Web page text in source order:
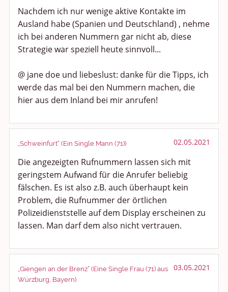
Nachdem ich nur wenige aktive Kontakte im
Ausland habe (Spanien und Deutschland) , nehme
ich bei anderen Nummern gar nicht ab, diese
Strategie war speziell heute sinnvoll...
@ jane doe und liebeslust: danke für die Tipps, ich
werde das mal bei den Nummern machen, die
hier aus dem Inland bei mir anrufen!
„Schweinfurt“ (Ein Single Mann (71)) 02.05.2021
Die angezeigten Rufnummern lassen sich mit
geringstem Aufwand für die Anrufer beliebig
fälschen. Es ist also z.B. auch überhaupt kein
Problem, die Rufnummer der örtlichen
Polizeidienststelle auf dem Display erscheinen zu
lassen. Man darf dem also nicht vertrauen.
„Giengen an der Brenz“ (Eine Single Frau (71) aus
Würzburg, Bayern)
03.05.2021